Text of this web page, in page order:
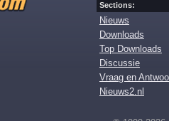
Sections:
Nieuws
Downloads
Top Downloads
Discussie
Vraag en
Nieuws2.nl